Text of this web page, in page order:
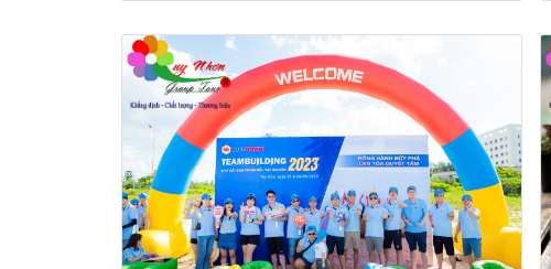
Tour Đảo Lý Sơn